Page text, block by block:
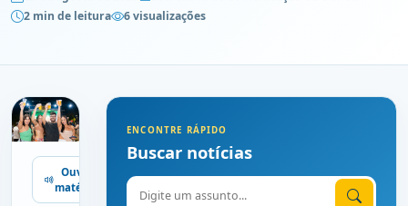
2 min de leitura
6 visualizações
Ouvir
matéria
ENCONTRE RÁPIDO
Buscar notícias
Digite o assunto